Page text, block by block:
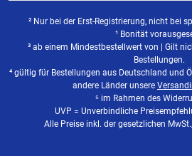
² Nur bei der Erst-Registrierung, nicht bei
¹ Bonität
³ ab einem Mindestbestellwert von | Gilt
Bestellungen.
⁴ gültig für Bestellungen aus Deutschland und
andere Länder unsere
⁵ im Rahmen des
UVP = Unverbindliche
Alle Preise inkl. der gesetzlichen